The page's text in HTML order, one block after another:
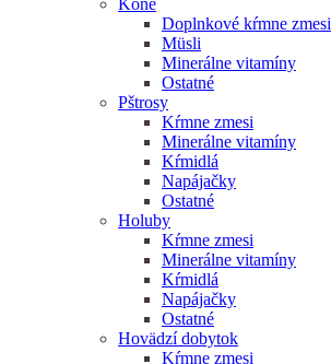
Kone
Doplnkové kŕmne zmesi
Müsli
Minerálne vitamíny
Ostatné
Pštrosy
Kŕmne zmesi
Minerálne vitamíny
Kŕmidlá
Napájačky
Ostatné
Holuby
Kŕmne zmesi
Minerálne vitamíny
Kŕmidlá
Napájačky
Ostatné
Hovädzí dobytok
Kŕmne zmesi